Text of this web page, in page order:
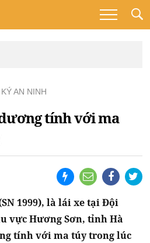
AN NINH
tính với ma
1999), là lái xe tại Đội
vực Hương Sơn, tỉnh Hà
tính với ma túy trong lúc